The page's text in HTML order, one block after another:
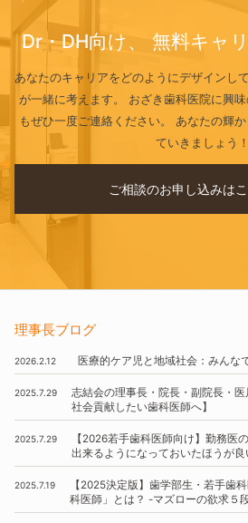
Dr・DH向け、 無料キャ
あなたのキャリアをどのようにデザインし
が一緒に考えます。
おざき歯科医院に興
もぜひ一度ご連絡ください。
あなたの輝
ていきましょう！
ご相談のお申し込みは
理事長ブログ
2026.2.12 医療的ケア児と地域社会 ： みんな
2025.7.29 志結会の理事長・院長・副院長・
社会貢献したい歯科医師へ】
2025.7.29 【2026若手歯科医師向け】 勤務医の
出来るようになっておいたほうが良
2025.7.19 【2025決定版】 歯学部生・若手歯
科医師」
とは？ -マズローの欲求５